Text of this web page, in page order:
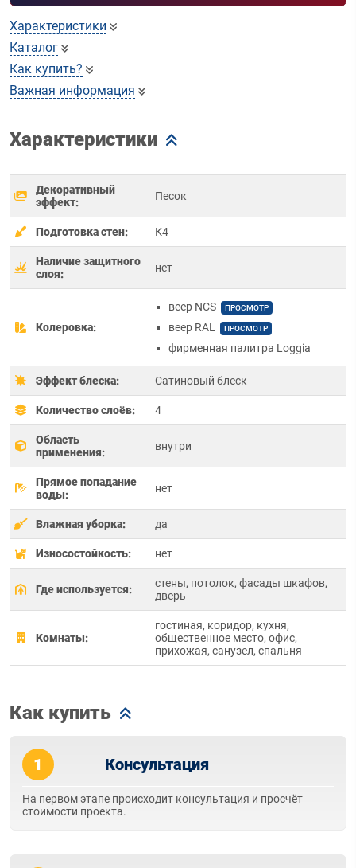
Характеристики
Каталог
Как купить?
Важная информация
Характеристики
Декоративный
эффект:
Песок
Подготовка стен: К4
Наличие защитного
слоя:
нет
Колеровка:
веер NCS ПРОСМОТР
веер RAL ПРОСМОТР
фирменная палитра Loggia
Эффект блеска: Сатиновый блеск
Количество слоёв: 4
Область
применения:
внутри
Прямое попадание
воды:
нет
Влажная уборка: да
Износостойкость: нет
Где используется:
стены, потолок, фасады шкафов,
дверь
Комнаты:
гостиная, коридор, кухня,
общественное место, офис,
прихожая, санузел, спальня
Как купить
1 Консультация
На первом этапе происходит консультация и просчёт
стоимости проекта.